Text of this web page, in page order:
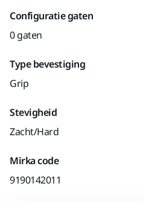
Configuratie gaten
0 gaten
Type bevestiging
Grip
Stevigheid
Zacht/Hard
Mirka code
9190142011